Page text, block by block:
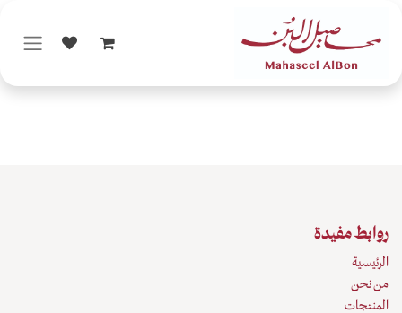
روابط مفيدة
الرئيسية
من نحن
المنتجات